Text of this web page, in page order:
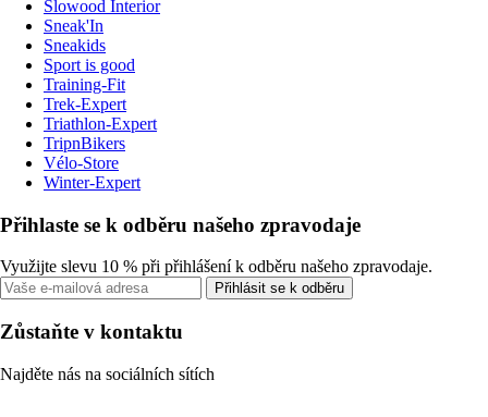
Slowood Interior
Sneak'In
Sneakids
Sport is good
Training-Fit
Trek-Expert
Triathlon-Expert
TripnBikers
Vélo-Store
Winter-Expert
Přihlaste se k odběru našeho zpravodaje
Využijte slevu 10 % při přihlášení k odběru našeho zpravodaje.
Přihlásit se k odběru
Zůstaňte v kontaktu
Najděte nás na sociálních sítích